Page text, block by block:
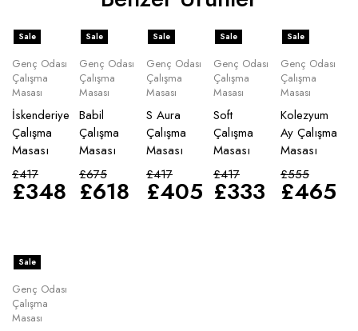
Sale
Genç Odası
Çalışma
Masası
İskenderiye
Çalışma
Masası
£417
£348
Sale
Genç Odası
Çalışma
Masası
Babil
Çalışma
Masası
£675
£618
Sale
Genç Odası
Çalışma
Masası
S Aura
Çalışma
Masası
£417
£405
Sale
Genç Odası
Çalışma
Masası
Soft
Çalışma
Masası
£417
£333
Sale
Genç Odası
Çalışma
Masası
Kolezyum
Ay Çalışma
Masası
£555
£465
Sale
Genç Odası
Çalışma
Masası